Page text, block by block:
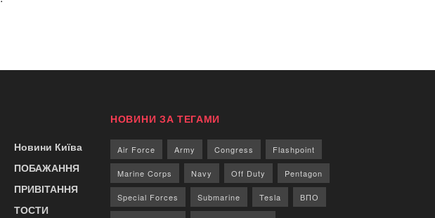
Новини Київа
ПОБАЖАННЯ
ПРИВІТАННЯ
ТОСТИ
НОВИНИ ЗА ТЕГАМИ
Air Force Army Congress Flashpoint
Marine Corps Navy Off Duty Pentagon
Special Forces Submarine Tesla ВПО